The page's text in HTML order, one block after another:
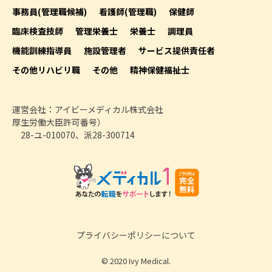
事務員(管理職候補)
看護師(管理職)
保健師
臨床検査技師
管理栄養士 栄養士
調理員
機能訓練指導員
施設管理者
サービス提供責任者
その他リハビリ職
その他 精神保健福祉士
運営会社：アイビーメディカル株式会社
厚生労働大臣許可番号）
28-ユ-010070、派28-300714
プライバシーポリシーについて
© 2020 Ivy Medical.